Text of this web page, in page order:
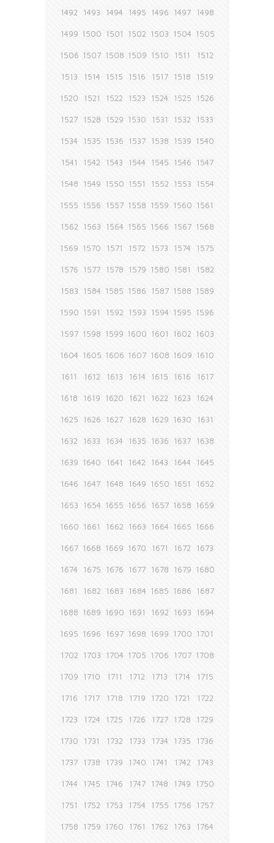
1492 1493 1494 1495 1496 1497 1498
1499 1500 1501 1502 1503 1504 1505
1506 1507 1508 1509 1510 1511 1512
1513 1514 1515 1516 1517 1518 1519
1520 1521 1522 1523 1524 1525 1526
1527 1528 1529 1530 1531 1532 1533
1534 1535 1536 1537 1538 1539 1540
1541 1542 1543 1544 1545 1546 1547
1548 1549 1550 1551 1552 1553 1554
1555 1556 1557 1558 1559 1560 1561
1562 1563 1564 1565 1566 1567 1568
1569 1570 1571 1572 1573 1574 1575
1576 1577 1578 1579 1580 1581 1582
1583 1584 1585 1586 1587 1588 1589
1590 1591 1592 1593 1594 1595 1596
1597 1598 1599 1600 1601 1602 1603
1604 1605 1606 1607 1608 1609 1610
1611 1612 1613 1614 1615 1616 1617
1618 1619 1620 1621 1622 1623 1624
1625 1626 1627 1628 1629 1630 1631
1632 1633 1634 1635 1636 1637 1638
1639 1640 1641 1642 1643 1644 1645
1646 1647 1648 1649 1650 1651 1652
1653 1654 1655 1656 1657 1658 1659
1660 1661 1662 1663 1664 1665 1666
1667 1668 1669 1670 1671 1672 1673
1674 1675 1676 1677 1678 1679 1680
1681 1682 1683 1684 1685 1686 1687
1688 1689 1690 1691 1692 1693 1694
1695 1696 1697 1698 1699 1700 1701
1702 1703 1704 1705 1706 1707 1708
1709 1710 1711 1712 1713 1714 1715
1716 1717 1718 1719 1720 1721 1722
1723 1724 1725 1726 1727 1728 1729
1730 1731 1732 1733 1734 1735 1736
1737 1738 1739 1740 1741 1742 1743
1744 1745 1746 1747 1748 1749 1750
1751 1752 1753 1754 1755 1756 1757
1758 1759 1760 1761 1762 1763 1764